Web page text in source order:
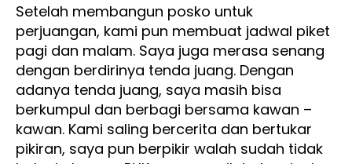
Setelah membangun posko untuk
perjuangan, kami pun membuat jadwal piket
pagi dan malam. Saya juga merasa senang
dengan berdirinya tenda juang. Dengan
adanya tenda juang, saya masih bisa
berkumpul dan berbagi bersama kawan –
kawan. Kami saling bercerita dan bertukar
pikiran, saya pun berpikir walah sudah tidak